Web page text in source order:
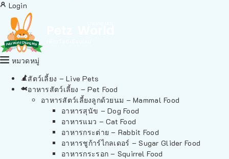
Login
หมวดหมู่
สัตว์เลี้ยง – Live Pets
อาหารสัตว์เลี้ยง – Pet Food
อาหารสัตว์เลี้ยงลูกด้วยนม – Mammal Food
อาหารสุนัข – Dog Food
อาหารแมว – Cat Food
อาหารกระต่าย – Rabbit Food
อาหารชูก้าร์ไกลเดอร์ – Sugar Glider Food
อาหารกระรอก – Squirrel Food